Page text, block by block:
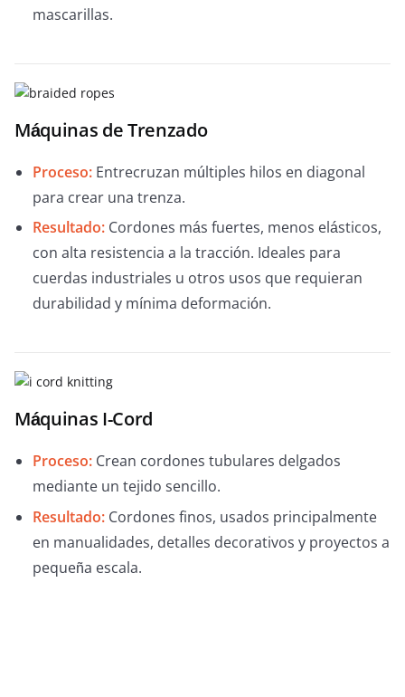
mascarillas.
Máquinas de Trenzado
Proceso: Entrecruzan múltiples hilos en diagonal
para crear una trenza.
Resultado: Cordones más fuertes, menos elásticos,
con alta resistencia a la tracción. Ideales para
cuerdas industriales u otros usos que requieran
durabilidad y mínima deformación.
Máquinas I-Cord
Proceso: Crean cordones tubulares delgados
mediante un tejido sencillo.
Resultado: Cordones finos, usados principalmente
en manualidades, detalles decorativos y proyectos a
pequeña escala.